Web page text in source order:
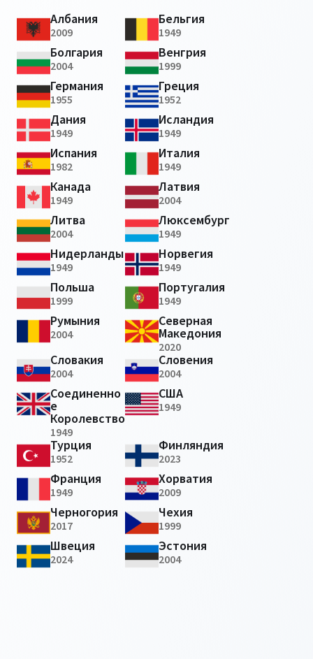
Албания
2009
Бельгия
1949
Болгария
2004
Венгрия
1999
Германия
1955
Греция
1952
Дания
1949
Исландия
1949
Испания
1982
Италия
1949
Канада
1949
Латвия
2004
Литва
2004
Люксембург
1949
Нидерланды
1949
Норвегия
1949
Польша
1999
Португалия
1949
Румыния
2004
Северная
Македония
2020
Словакия
2004
Словения
2004
Соединенно
е
Королевство
1949
США
1949
Турция
1952
Финляндия
2023
Франция
1949
Хорватия
2009
Черногория
2017
Чехия
1999
Швеция
2024
Эстония
2004